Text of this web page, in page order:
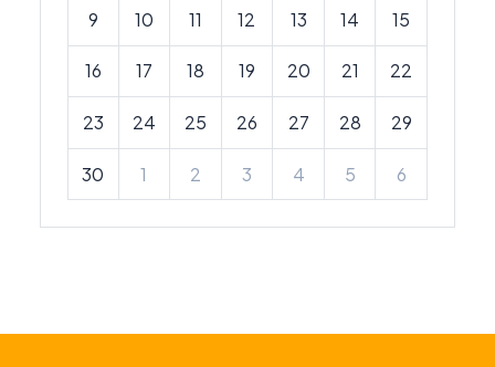
9 10 11 12 13 14 15
16 17 18 19 20 21 22
23 24 25 26 27 28 29
30 1 2 3 4 5 6